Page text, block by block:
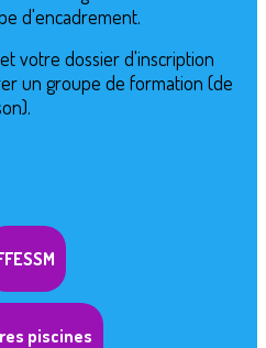
d'encadrement.
votre dossier d'inscription
un groupe de formation (de
piscines